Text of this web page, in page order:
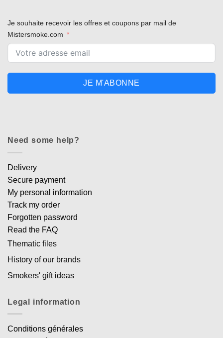
Je souhaite recevoir les offres et coupons par mail de
Mistersmoke.com
JE M'ABONNE
Need some help?
Delivery
Secure payment
My personal information
Track my order
Forgotten password
Read the FAQ
Thematic files
History of our brands
Smokers' gift ideas
Legal information
Conditions générales